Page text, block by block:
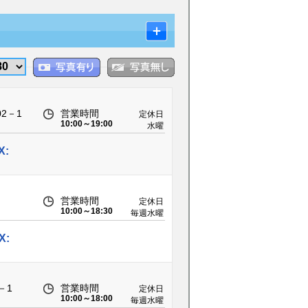
－1 営業時間
10:00～19:00
定休日
水曜
営業時間
10:00～18:30
定休日
毎週水曜
1 営業時間
10:00～18:00
定休日
毎週水曜